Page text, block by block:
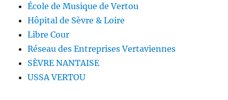
École de Musique de Vertou
Hôpital de Sèvre & Loire
Libre Cour
Réseau des Entreprises Vertaviennes
SÈVRE NANTAISE
USSA VERTOU